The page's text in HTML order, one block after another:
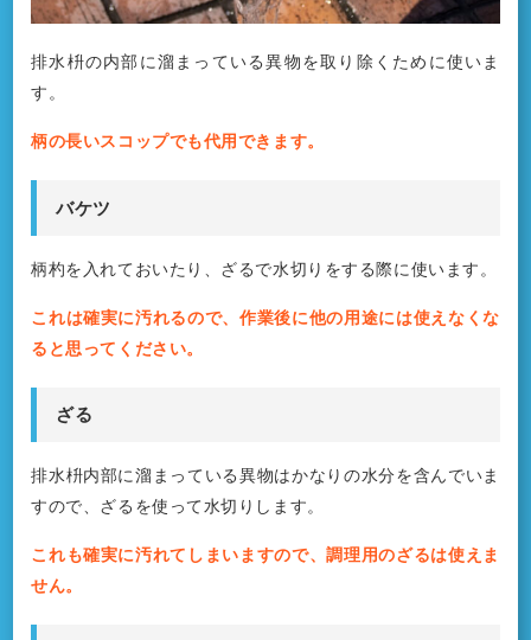
排水枡の内部に溜まっている異物を取り除くために使いま
す。
柄の長いスコップでも代用できます。
バケツ
柄杓を入れておいたり、ざるで水切りをする際に使います。
これは確実に汚れるので、作業後に他の用途には使えなくな
ると思ってください。
ざる
排水枡内部に溜まっている異物はかなりの水分を含んでいま
すので、ざるを使って水切りします。
これも確実に汚れてしまいますので、調理用のざるは使えま
せん。